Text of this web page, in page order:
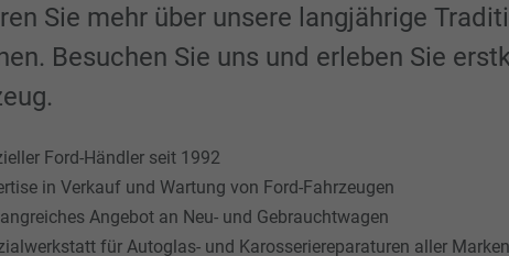
Sie mehr über unsere langjährige
Besuchen Sie uns und erleben Sie
Ford-Händler seit 1992
in Verkauf und Wartung von Ford-Fahrzeugen
Angebot an Neu- und Gebrauchtwagen
für Autoglas- und Karosseriereparaturen aller Marken